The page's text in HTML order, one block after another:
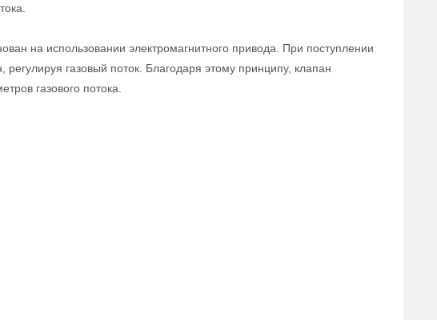
на использовании электромагнитного привода. При поступлении
газовый поток. Благодаря этому принципу, клапан
газового потока.